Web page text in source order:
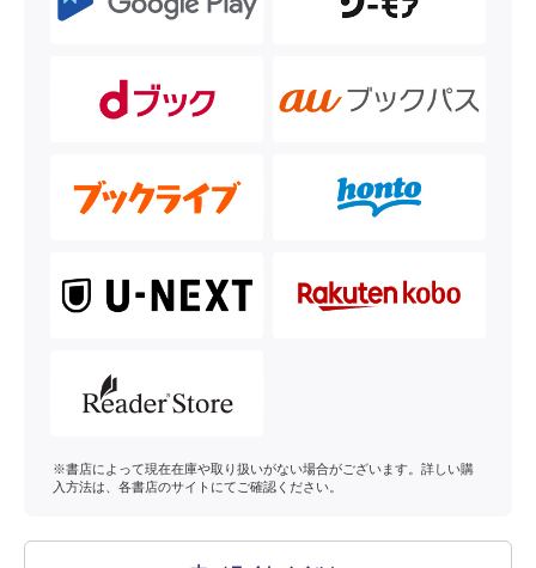
※書店によって現在在庫や取り扱いがない場合がございます。詳しい購
入方法は、各書店のサイトにてご確認ください。